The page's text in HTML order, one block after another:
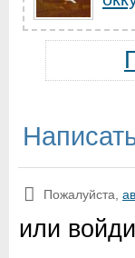
Пожалуйста,
или